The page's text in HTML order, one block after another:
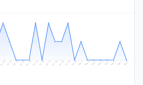
Jul 20 Jul 21 Jul 22 Jul 23 Jul 24 Jul 25 Jul 26 Jul 27 Jul 28 Jul 29 Jul 30 Jul 31 Aug 1 Aug 2 Aug 3 Aug 4 Aug 5 Aug 6 Aug 7 Aug 8